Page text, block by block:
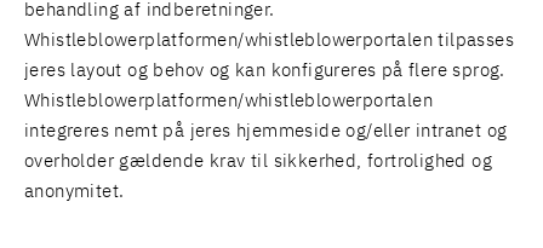
behandling af indberetninger.
Whistleblowerplatformen/whistleblowerportalen tilpasses
jeres layout og behov og kan konfigureres på flere sprog.
Whistleblowerplatformen/whistleblowerportalen
integreres nemt på jeres hjemmeside og/eller intranet og
overholder gældende krav til sikkerhed, fortrolighed og
anonymitet.